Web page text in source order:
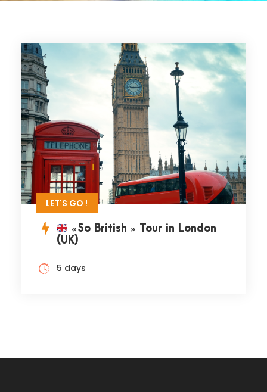
LET'S GO !
« So British » Tour in London
(UK)
5 days